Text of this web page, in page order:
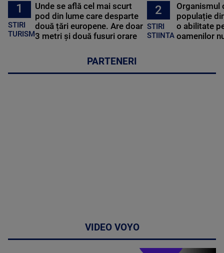
1
STIRI
TURISM
Unde se află cel mai scurt
pod din lume care desparte
două țări europene. Are doar
3 metri și două fusuri orare
2
STIRI
STIINTA
Organismul
populație
o abilitate
oamenilor
PARTENERI
VIDEO VOYO